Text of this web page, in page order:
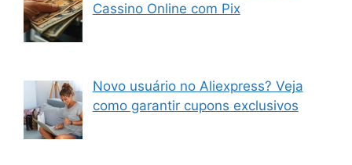
Cassino Online com Pix
Novo usuário no Aliexpress? Veja
como garantir cupons exclusivos